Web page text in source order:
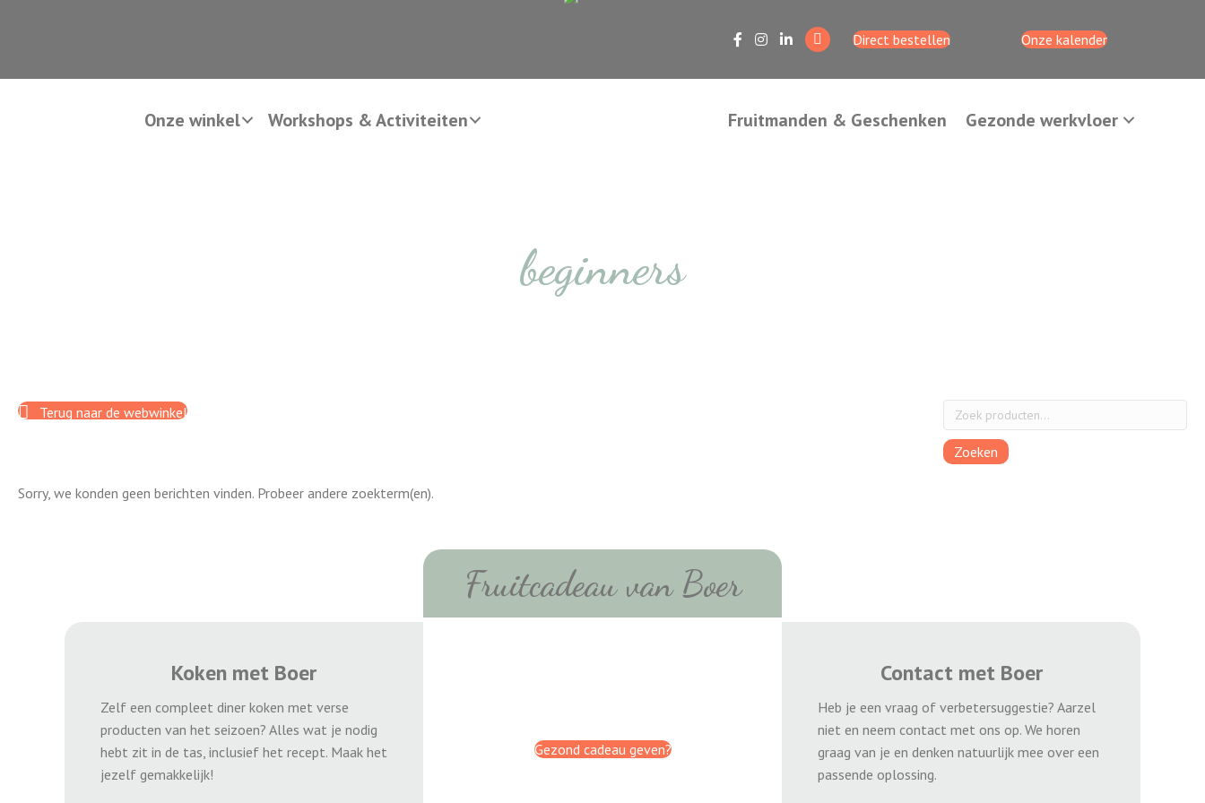
Direct bestellen Onze kalender
Onze winkel Workshops & Activiteiten Fruitmanden & Geschenken Gezonde werkvloer
beginners
Terug naar de webwinkel
Zoeken
Sorry, we konden geen berichten vinden. Probeer andere zoekterm(en).
Koken met Boer
Zelf een compleet diner koken met verse
producten van het seizoen? Alles wat je nodig
hebt zit in de tas, inclusief het recept. Maak het
jezelf gemakkelijk!
Fruitcadeau van Boer
Gezond cadeau geven?
Contact met Boer
Heb je een vraag of verbetersuggestie? Aarzel
niet en neem contact met ons op. We horen
graag van je en denken natuurlijk mee over een
passende oplossing.